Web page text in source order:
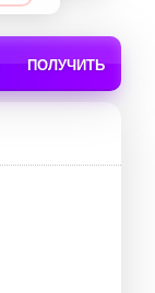
ПОЛУЧИТЬ